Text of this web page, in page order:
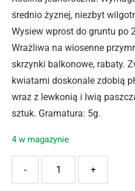
średnio żyznej, niezbyt
Wysiew wprost do gruntu po
Wrażliwa na wiosenne
skrzynki balkonowe, rabaty.
kwiatami doskonale zdobią
wraz z lewkonią i lwią
sztuk. Gramatura: 5g.
4 w magazynie
ilość POLAN NASTURCJA
+
-